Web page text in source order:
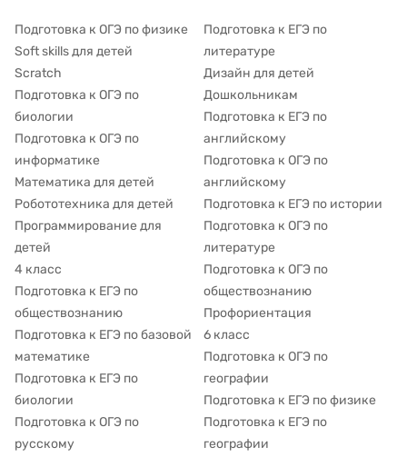
Подготовка к ОГЭ по физике
Soft skills для детей
Scratch
Подготовка к ОГЭ по
биологии
Подготовка к ОГЭ по
информатике
Математика для детей
Робототехника для детей
Программирование для
детей
4 класс
Подготовка к ЕГЭ по
обществознанию
Подготовка к ЕГЭ по базовой
математике
Подготовка к ЕГЭ по
биологии
Подготовка к ОГЭ по
русскому
Подготовка к ЕГЭ по
литературе
Дизайн для детей
Дошкольникам
Подготовка к ЕГЭ по
английскому
Подготовка к ОГЭ по
английскому
Подготовка к ЕГЭ по истории
Подготовка к ОГЭ по
литературе
Подготовка к ОГЭ по
обществознанию
Профориентация
6 класс
Подготовка к ОГЭ по
географии
Подготовка к ЕГЭ по физике
Подготовка к ЕГЭ по
географии